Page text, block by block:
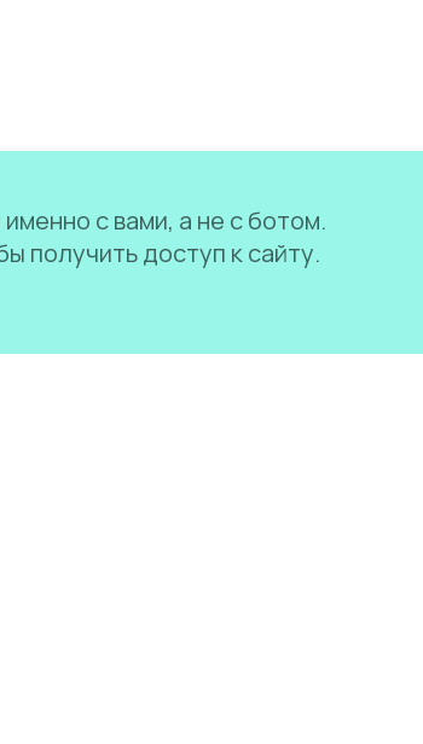
с вами, а не с ботом.
получить доступ к сайту.